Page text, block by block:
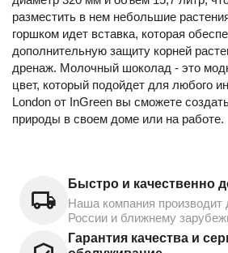
разместить в нем небольшие
горшком идет вставка, которая
дополнительную защиту корней
дренаж. Молочный шоколад - это
цвет, который подойдет для любого
London от InGreen вы сможете
природы в своем доме или на работе.
Быстро и качественно
Наша компания производит
России и ближнему
Гарантия качества и